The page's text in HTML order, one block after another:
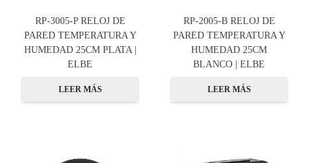
RP-3005-P RELOJ DE
PARED TEMPERATURA Y
HUMEDAD 25CM PLATA |
ELBE
LEER MÁS
RP-2005-B RELOJ DE
PARED TEMPERATURA Y
HUMEDAD 25CM
BLANCO | ELBE
LEER MÁS